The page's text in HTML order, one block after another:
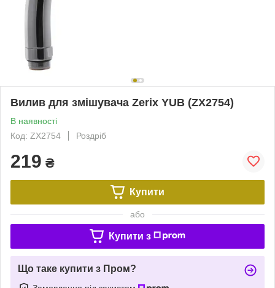
Вилив для змішувача Zerix YUB (ZX2754)
В наявності
Код: ZX2754
Роздріб
219 ₴
Купити
або
Купити з
Що таке купити з Пром?